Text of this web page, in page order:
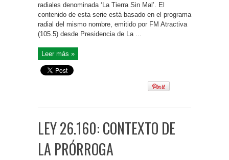
radiales denominada ‘La Tierra Sin Mal’. El
contenido de esta serie está basado en el programa
radial del mismo nombre, emitido por FM Atractiva
(105.5) desde Presidencia de La ...
Leer más »
LEY 26.160: CONTEXTO DE
LA PRÓRROGA